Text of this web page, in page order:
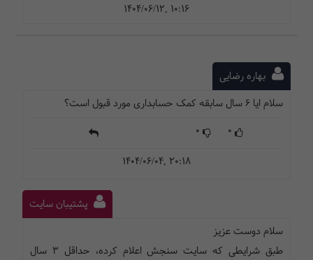
1404/06/12, 10:16
بهاره رضایی
سلام ایا ۶ سال سابقه کمک حسابداری مورد قبول است؟
0
0
1404/06/04, 20:18
پشتیبان سایت
سلام دوست عزیز
طبق شرایطی که سایت سنجش اعلام کرده، حداقل 3 سال